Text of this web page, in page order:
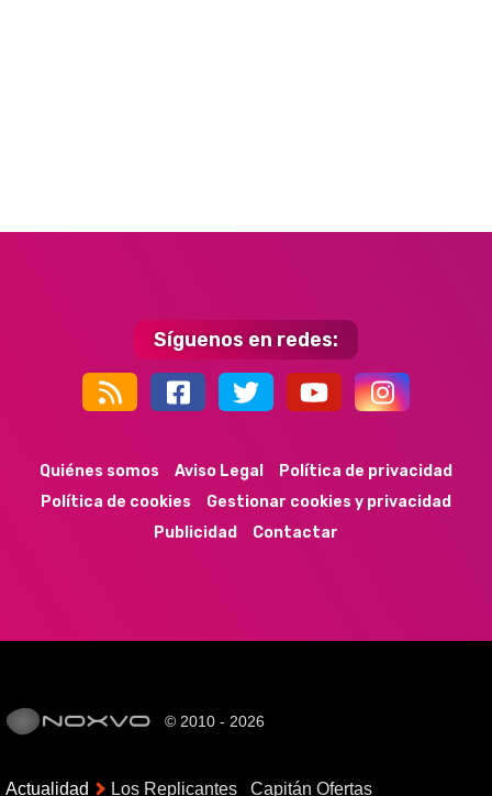
Síguenos en redes:
Quiénes somos Aviso Legal
Política de privacidad
Política de cookies
Gestionar cookies y privacidad
Publicidad
Contactar
© 2010 - 2026
Actualidad Los Replicantes Capitán Ofertas